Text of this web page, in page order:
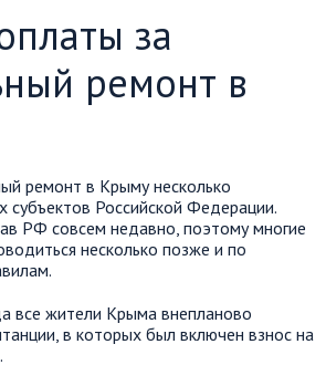
за
ремонт в
ремонт в Крыму несколько
субъектов Российской Федерации.
РФ совсем недавно, поэтому многие
несколько позже и по
все жители Крыма внепланово
в которых был включен взнос на